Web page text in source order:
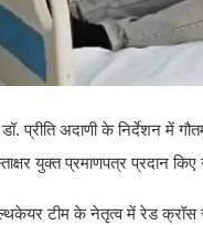
प्रीति अदाणी के निर्देशन में
युक्त प्रमाणपत्र प्रदान
टीम के नेतृत्व में रेड